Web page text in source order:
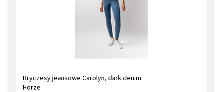
Bryczesy jeansowe Carolyn, dark denim
Horze